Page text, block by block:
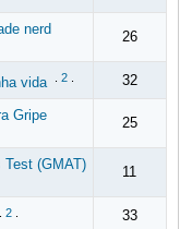
nerd
26
vida 2. 32
Gripe
25
Test (GMAT)
11
2. 33